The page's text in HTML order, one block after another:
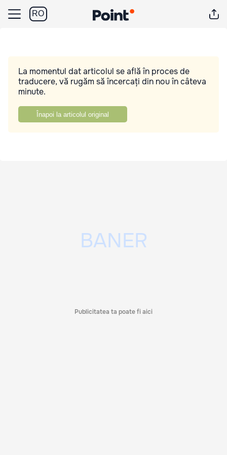
RO
La momentul dat articolul se află în proces de
traducere, vă rugăm să încercați din nou în câteva
minute.
Înapoi la articolul original
Publicitatea ta poate fi aici